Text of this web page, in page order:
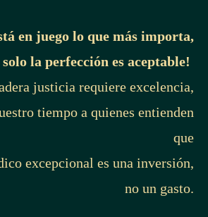
en juego lo que más importa,
solo la perfección es aceptable!
justicia requiere excelencia,
tiempo a quienes entienden
que
excepcional es una inversión,
no un gasto.